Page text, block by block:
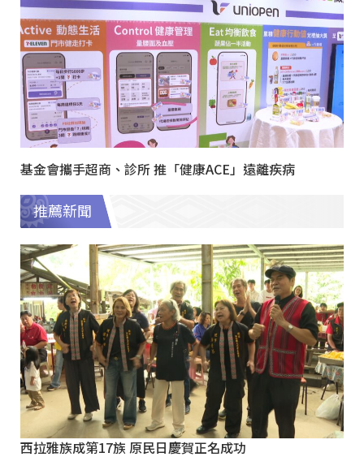
基金會攜手超商、診所 推「健康ACE」遠離疾病
推薦新聞
西拉雅族成第17族 原民日慶賀正名成功